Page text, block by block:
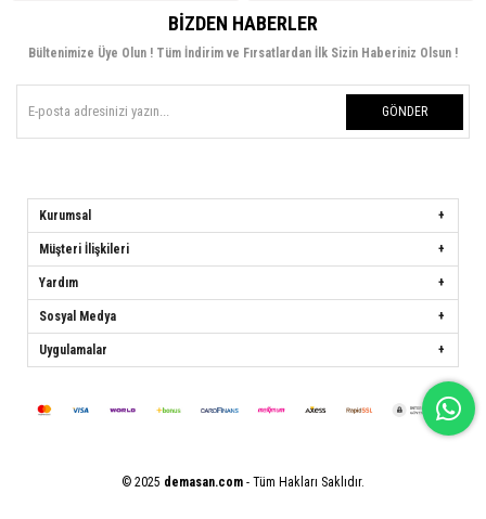
BIZDEN HABERLER
Bültenimize Üye Olun ! Tüm İndirim ve Fırsatlardan İlk Sizin Haberiniz Olsun !
GÖNDER
Kurumsal
Müşteri İlişkileri
Yardım
Sosyal Medya
Uygulamalar
© 2025 demasan.com - Tüm Hakları Saklıdır.